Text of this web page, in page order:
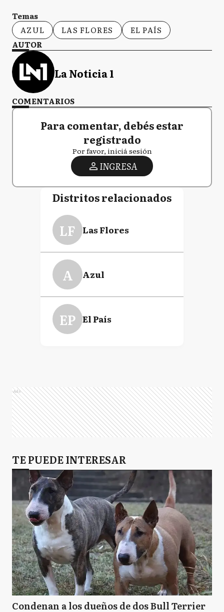
Temas
AZUL
LAS FLORES
EL PAÍS
AUTOR
La Noticia 1
COMENTARIOS
Para comentar, debés estar
registrado
Por favor, iniciá sesión
INGRESA
Distritos relacionados
LF Las Flores
A Azul
EP El País
Ads
TE PUEDE INTERESAR
Condenan a los dueños de dos Bull Terrier